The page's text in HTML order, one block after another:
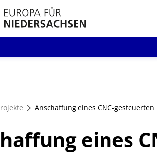
Anschaffung eines CNC-
eines